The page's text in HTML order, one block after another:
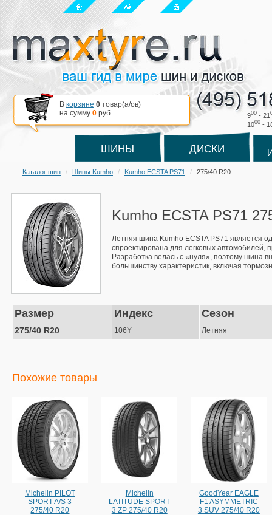
900 - 21
1000 -
В корзине 0 товар(a/ов)
на сумму 0 руб.
ШИНЫ ДИСКИ
Каталог шин Шины Kumho Kumho ECSTA PS71 275/40 R20
Kumho ECSTA PS71
Летняя шина Kumho ECSTA PS71 является
спроектирована для легковых автомобилей,
Разработка велась с «нуля», поэтому шина
большинству характеристик, включая
Размер Индекс Сезон
275/40 R20 106Y Летняя
Похожие товары
Michelin PILOT
SPORT A/S 3
275/40 R20
Michelin
LATITUDE SPORT
3 ZP 275/40 R20
GoodYear EAGLE
F1 ASYMMETRIC
3 SUV 275/40 R20